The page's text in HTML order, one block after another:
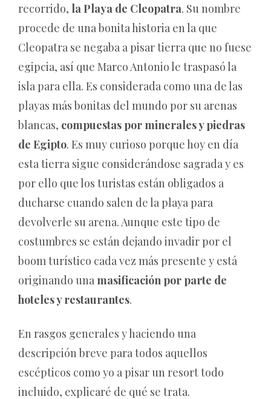
recorrido, la Playa de Cleopatra. Su nombre
procede de una bonita historia en la que
Cleopatra se negaba a pisar tierra que no fuese
egipcia, así que Marco Antonio le traspasó la
isla para ella. Es considerada como una de las
playas más bonitas del mundo por su arenas
blancas, compuestas por minerales y piedras
de Egipto. Es muy curioso porque hoy en día
esta tierra sigue considerándose sagrada y es
por ello que los turistas están obligados a
ducharse cuando salen de la playa para
devolverle su arena. Aunque este tipo de
costumbres se están dejando invadir por el
boom turístico cada vez más presente y está
originando una masificación por parte de
hoteles y restaurantes.
En rasgos generales y haciendo una
descripción breve para todos aquellos
escépticos como yo a pisar un resort todo
incluido, explicaré de qué se trata.